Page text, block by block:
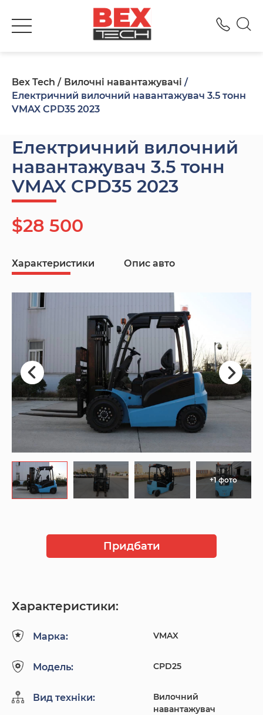
Bex Tech
Вилочні навантажувачі
Електричний вилочний навантажувач 3.5 тонн
VMAX CPD35 2023
Електричний вилочний
навантажувач 3.5 тонн
VMAX CPD35 2023
$28 500
Характеристики Опис авто
+1 фото
Придбати
Характеристики:
Марка: VMAX
Модель: CPD25
Вид техніки:
Вилочний
навантажувач